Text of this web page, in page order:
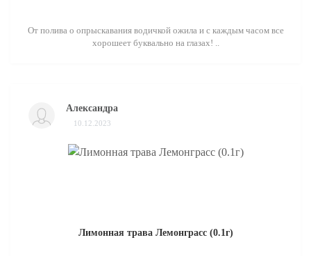
От полива о опрыскавания водичкой ожила и с каждым часом все
хорошеет буквально на глазах! ..
Александра
10.12.2023
Лимонная трава Лемонграсс (0.1г)